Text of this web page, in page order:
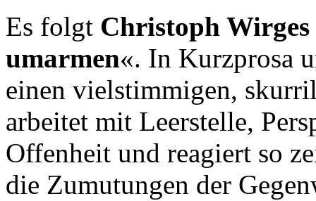
Es folgt Christoph Wirges
umarmen«. In Kurzprosa
einen vielstimmigen,
arbeitet mit Leerstelle,
Offenheit und reagiert so
die Zumutungen der